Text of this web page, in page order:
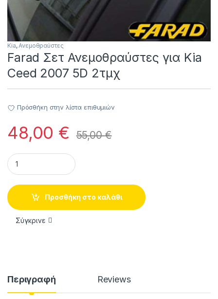
Kia,Ανεμοθραύστες
Farad Σετ Ανεμοθραύστες για Kia
Ceed 2007 5D 2τμχ
Πρόσθήκη στην λίστα επιθυμιών
48,00 € 55,00€
Farad Σετ Ανεμοθραύστες για Kia Ceed 2007 5D 2τμχ
Προσθήκη στο καλάθι
Σύγκρινε
Περιγραφή Reviews